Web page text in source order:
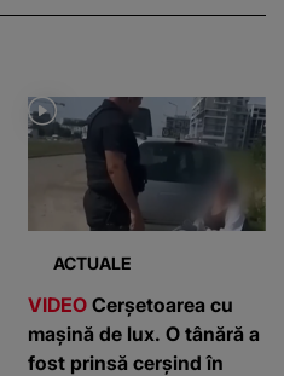
ACTUALE
VIDEO Cerșetoarea cu
mașină de lux. O tânără a
fost prinsă cerșind în